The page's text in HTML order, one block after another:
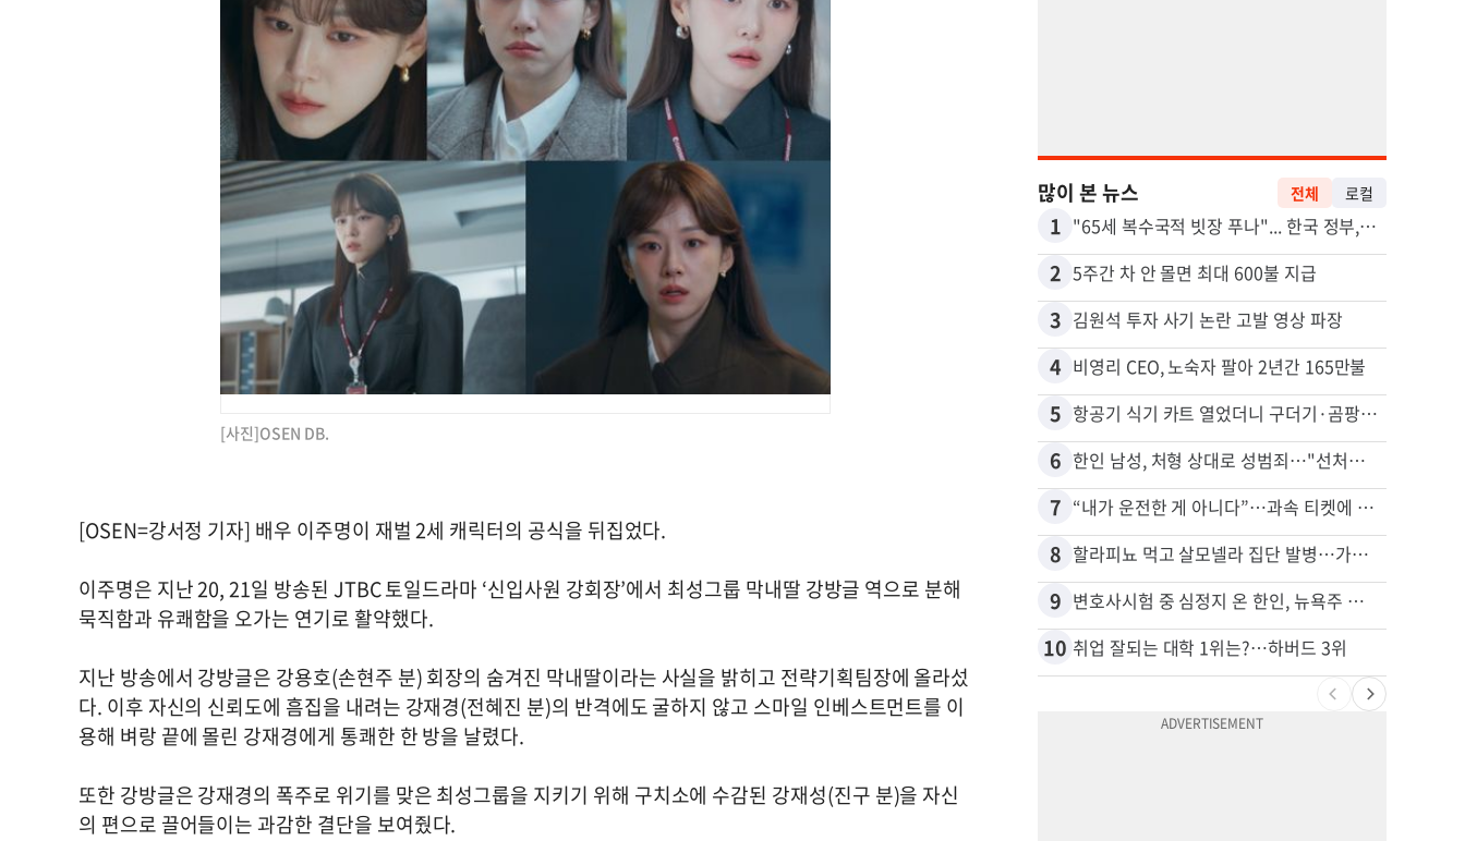
[사진]OSEN DB.
[OSEN=강서정 기자] 배우 이주명이 재벌 2세 캐릭터의 공식을 뒤집었다.
이주명은 지난 20, 21일 방송된 JTBC 토일드라마 ‘신입사원 강회장’에서 최성그룹 막내딸 강방글 역으로 분해
묵직함과 유쾌함을 오가는 연기로 활약했다.
지난 방송에서 강방글은 강용호(손현주 분) 회장의 숨겨진 막내딸이라는 사실을 밝히고 전략기획팀장에 올라섰
다. 이후 자신의 신뢰도에 흠집을 내려는 강재경(전혜진 분)의 반격에도 굴하지 않고 스마일 인베스트먼트를 이
용해 벼랑 끝에 몰린 강재경에게 통쾌한 한 방을 날렸다.
또한 강방글은 강재경의 폭주로 위기를 맞은 최성그룹을 지키기 위해 구치소에 수감된 강재성(진구 분)을 자신
의 편으로 끌어들이는 과감한 결단을 보여줬다.
많이 본 뉴스 전체 로컬
1 "65세 복수국적 빗장 푸나"... 한국 정부, 연령 완화 전면 추진
2 5주간 차 안 몰면 최대 600불 지급
3 김원석 투자 사기 논란 고발 영상 파장
4 비영리 CEO, 노숙자 팔아 2년간 165만불
5 항공기 식기 카트 열었더니 구더기·곰팡이…LAX 기내식 업체 논란
6 한인 남성, 처형 상대로 성범죄…"선처해줬더니 배신자 취급"
7 “내가 운전한 게 아니다”…과속 티켓에 오토파일럿 탓한 운전자
8 할라피뇨 먹고 살모넬라 집단 발병…가주 등 27개 주 확산
9 변호사시험 중 심정지 온 한인, 뉴욕주 제소
10 취업 잘되는 대학 1위는?…하버드 3위